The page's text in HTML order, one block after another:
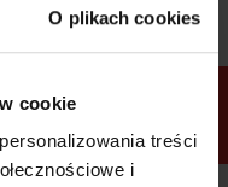
O plikach cookies
cookie
treści
i
bilet
Premium